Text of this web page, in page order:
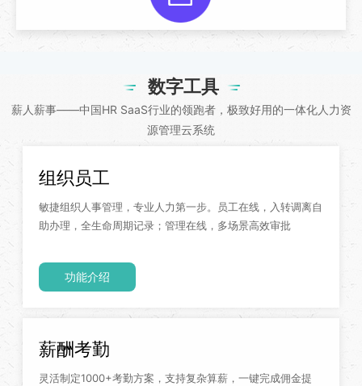
数字工具
薪人薪事——中国HR SaaS行业的领跑者，极致好用的一体化人力资
源管理云系统
组织员工
敏捷组织人事管理，专业人力第一步。员工在线，入转调离自
助办理，全生命周期记录；管理在线，多场景高效审批
功能介绍
薪酬考勤
灵活制定1000+考勤方案，支持复杂算薪，一键完成佣金提